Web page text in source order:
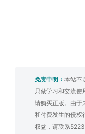
免责申明： 本站不
只做学习和交流使
请购买正版。由于
和付费发生的侵权
权益，请联系